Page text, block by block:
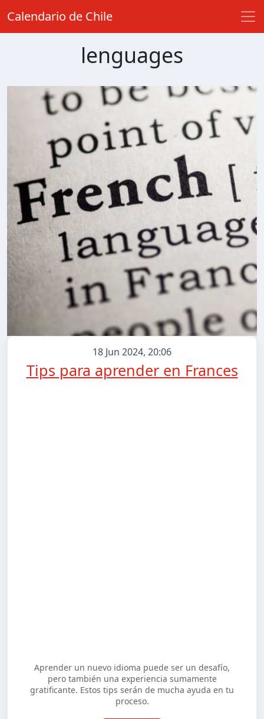
Calendario de Chile
lenguages
18 Jun 2024, 20:06
Tips para aprender en Frances
Aprender un nuevo idioma puede ser un desafío,
pero también una experiencia sumamente
gratificante. Estos tips serán de mucha ayuda en tu
proceso.